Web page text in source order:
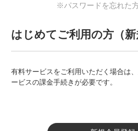
※パスワードを忘れた
はじめてご利用の方（新
有料サービスをご利用いただく場合は
ービスの課金手続きが必要です。